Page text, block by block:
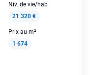
Niv. de vie/hab
21 320 €
Prix au m²
1 674